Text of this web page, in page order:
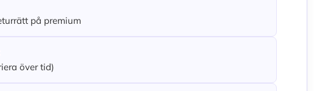
på premium
över tid)